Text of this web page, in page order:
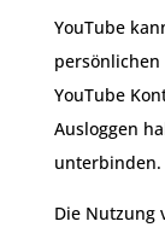
YouTube
YouTube
Ausloggen
unterbinden.
Die Nutzung